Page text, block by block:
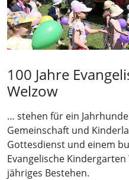
100 Jahre
Welzow
… stehen für ein
Gemeinschaft und
Gottesdienst und einem
Evangelische Kindergarten
jähriges Bestehen.